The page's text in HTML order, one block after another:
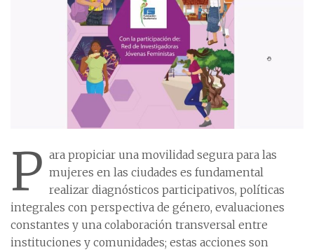
P ara propiciar una movilidad segura para las
mujeres en las ciudades es fundamental
realizar diagnósticos participativos, políticas
integrales con perspectiva de género, evaluaciones
constantes y una colaboración transversal entre
instituciones y comunidades; estas acciones son